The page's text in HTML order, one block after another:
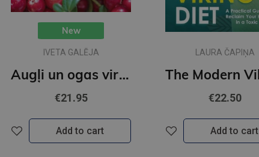
New
IVETA GALĒJA
Augļi un ogas virtuvei un veselībai
€21.95
Add to cart
LAURA ČAPIŅA
€22.50
Add to cart